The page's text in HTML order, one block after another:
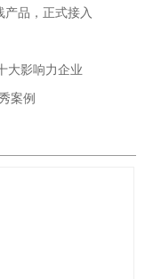
品，正式接入
大影响力企业
案例